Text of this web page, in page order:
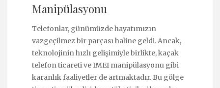
Manipülasyonu
Telefonlar, günümüzde hayatımızın
vazgeçilmez bir parçası haline geldi. Ancak,
teknolojinin hızlı gelişimiyle birlikte, kaçak
telefon ticareti ve IMEI manipülasyonu gibi
karanlık faaliyetler de artmaktadır. Bu gölge